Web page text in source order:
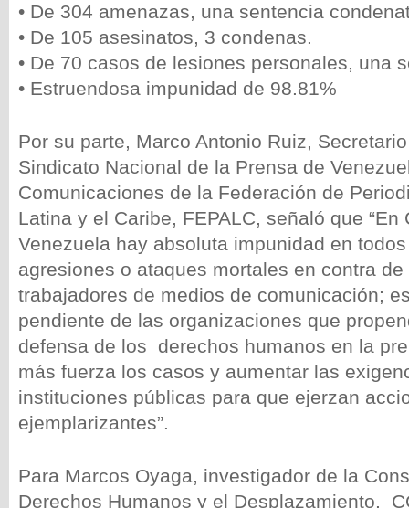
• De 304 amenazas, una sentencia
• De 105 asesinatos, 3 condenas.
• De 70 casos de lesiones personales, una
• Estruendosa impunidad de 98.81%
Por su parte, Marco Antonio Ruiz,
Sindicato Nacional de la Prensa de
Comunicaciones de la Federación de
Latina y el Caribe, FEPALC, señaló que “En
Venezuela hay absoluta impunidad en
agresiones o ataques mortales en contra
trabajadores de medios de comunicación;
pendiente de las organizaciones que
defensa de los derechos humanos en la
más fuerza los casos y aumentar las
instituciones públicas para que ejerzan
ejemplarizantes”.
Para Marcos Oyaga, investigador de la
Derechos Humanos y el Desplazamiento,